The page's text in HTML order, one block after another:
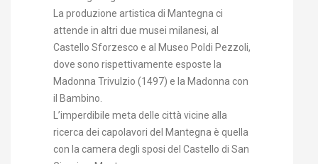
La produzione artistica di Mantegna ci
attende in altri due musei milanesi, al
Castello Sforzesco e al Museo Poldi Pezzoli,
dove sono rispettivamente esposte la
Madonna Trivulzio (1497) e la Madonna con
il Bambino.
L’imperdibile meta delle città vicine alla
ricerca dei capolavori del Mantegna è quella
con la camera degli sposi del Castello di San